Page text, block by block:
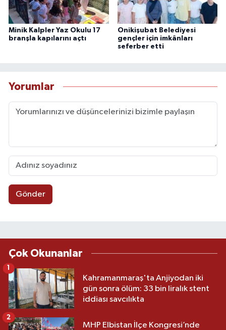
Minik Kalpler Yaz Okulu 17
branşla kapılarını açtı
Onikişubat Belediyesi
gençler için imkânları
seferber etti
Yorumlar
Gönder
Çok Okunanlar
Kahramanmaraş'ta Anjiyodan iki
gün sonra ölüm: 33 bin liralık stent
iddiası savcılıkta
MHP Elbistan İlçe Kongresi’nde
2